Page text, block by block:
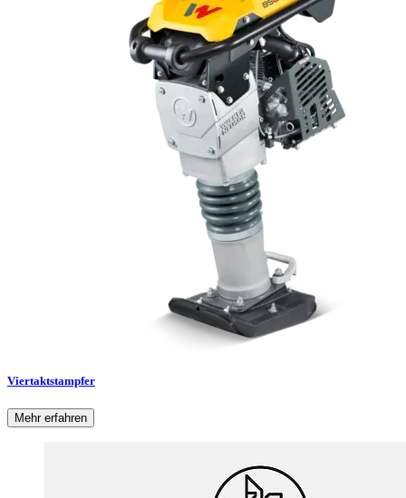
Viertaktstampfer
Mehr erfahren